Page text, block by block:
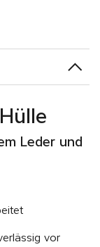
Leder und
vor